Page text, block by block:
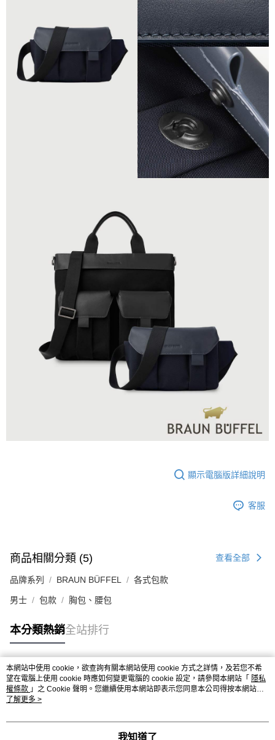
顯示電腦版詳細說明
客服
商品相關分類 (5) 查看全部
品牌系列 BRAUN BÜFFEL 各式包款
男士 包款 胸包、腰包
本分類熱銷全站排行
熱門標籤
本網站中使用 cookie，欲查詢有關本網站使用 cookie 方式之詳情，及若您不希
望在電腦上使用 cookie 時應如何變更電腦的 cookie 設定，請參閱本網站「 隱私
權條款 」之 Cookie 聲明。您繼續使用本網站即表示您同意本公司得按本網站使
用條款之 Cookie 聲明使用 cookie。
了解更多 >
我知道了